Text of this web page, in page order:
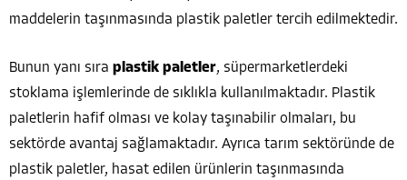
maddelerin taşınmasında plastik paletler tercih edilmektedir.
Bunun yanı sıra plastik paletler, süpermarketlerdeki
stoklama işlemlerinde de sıklıkla kullanılmaktadır. Plastik
paletlerin hafif olması ve kolay taşınabilir olmaları, bu
sektörde avantaj sağlamaktadır. Ayrıca tarım sektöründe de
plastik paletler, hasat edilen ürünlerin taşınmasında